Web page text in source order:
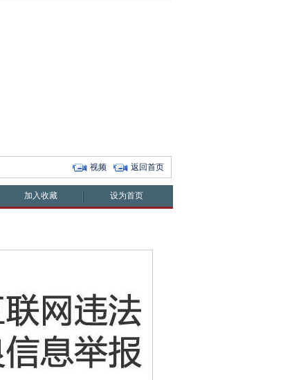
返回首页
视频
加入收藏 设为首页